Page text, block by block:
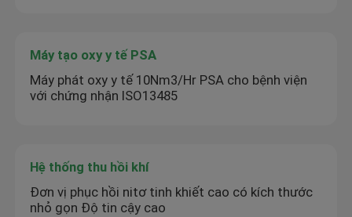
Máy tạo oxy y tế PSA
Máy phát oxy y tế 10Nm3/Hr PSA cho bệnh viện
với chứng nhận ISO13485
Hệ thống thu hồi khí
Đơn vị phục hồi nitơ tinh khiết cao có kích thước
nhỏ gọn Độ tin cậy cao